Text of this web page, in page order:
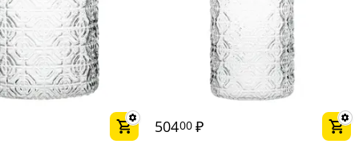
50400 ₽